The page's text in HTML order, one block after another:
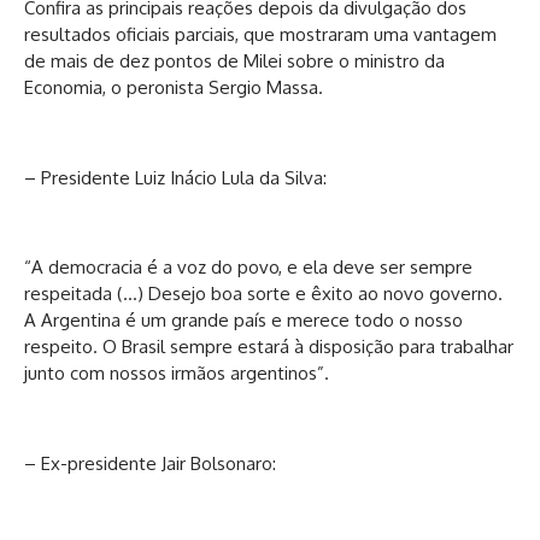
Confira as principais reações depois da divulgação dos
resultados oficiais parciais, que mostraram uma vantagem
de mais de dez pontos de Milei sobre o ministro da
Economia, o peronista Sergio Massa.
– Presidente Luiz Inácio Lula da Silva:
“A democracia é a voz do povo, e ela deve ser sempre
respeitada (…) Desejo boa sorte e êxito ao novo governo.
A Argentina é um grande país e merece todo o nosso
respeito. O Brasil sempre estará à disposição para trabalhar
junto com nossos irmãos argentinos”.
– Ex-presidente Jair Bolsonaro: